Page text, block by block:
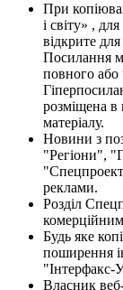
При
і світу» ,
відкрите
Посилання
повного або
розміщена в
матеріалу.
Новини з
"Регіони",
реклами.
Розділ
Будь яке
поширення
"Інтерфакс-
Власник